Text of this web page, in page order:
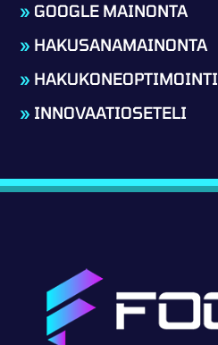
» GOOGLE MAINONTA
» HAKUSANAMAINONTA
» HAKUKONEOPTIMOINTI
» INNOVAATIOSETELI